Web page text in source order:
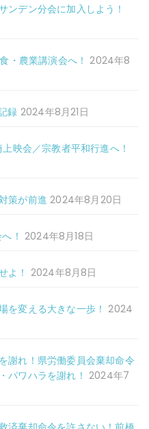
ンデン分会に加入しよう！
・農業講演会へ！ 2024年8
録 2024年8月21日
映会／宗教者平和行進へ！
策が前進 2024年8月20日
！ 2024年8月18日
よ！ 2024年8月8日
を変える大きな一歩！ 2024
謝れ！県労働委員会棄却命令
パワハラを謝れ！ 2024年7